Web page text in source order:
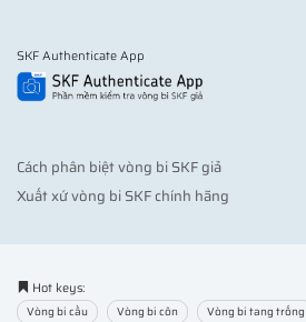
SKF Authenticate App
Cách phân biệt vòng bi SKF giả
Xuất xứ vòng bi SKF chính hãng
Hot keys:
Vòng bi cầu Vòng bi côn Vòng bi tang trống